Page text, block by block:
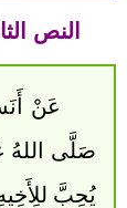
النص
عَنْ
صَلَّى اللهُ
يُحِبَّ